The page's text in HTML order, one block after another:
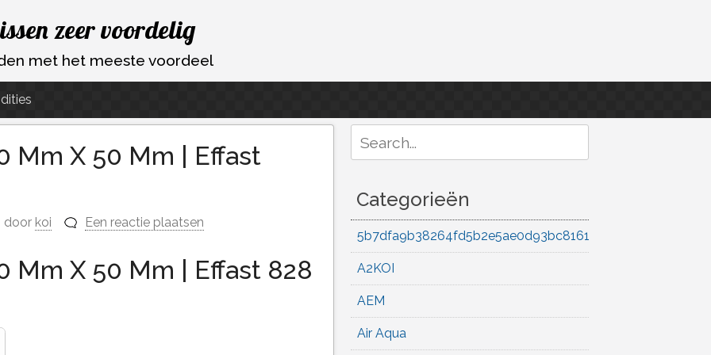
zeer voordelig
met het meeste voordeel
Mm X 50 Mm | Effast
door koi Een reactie plaatsen
Mm X 50 Mm | Effast 828
for:
Categorieën
5b7dfa9b38264fd5b2e5ae0d93bc8161
A2KOI
AEM
Air Aqua